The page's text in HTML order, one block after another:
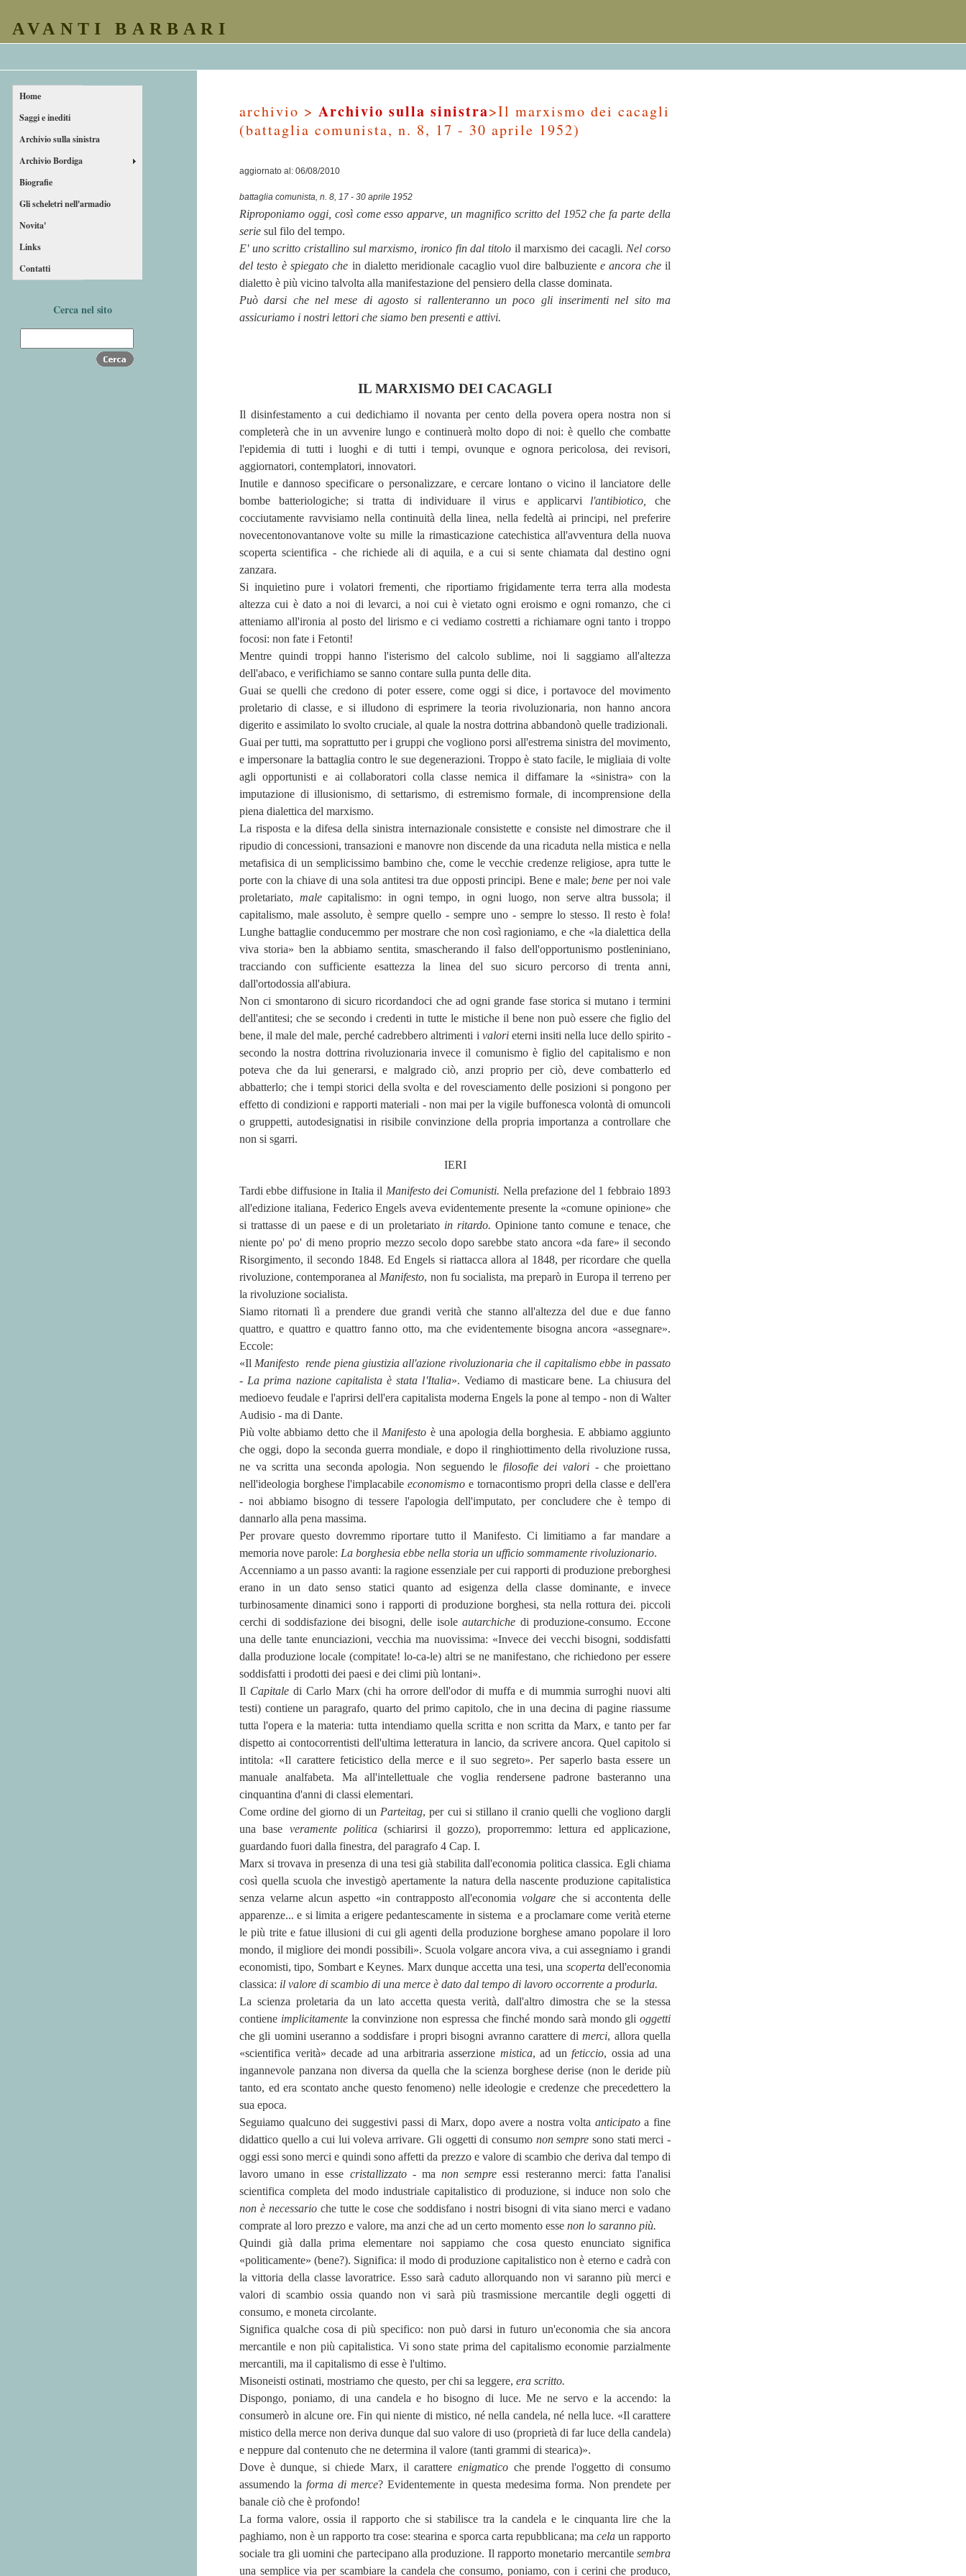
AVANTI BARBARI
Home
Saggi e inediti
Archivio sulla sinistra
Archivio Bordiga
Biografie
Gli scheletri nell'armadio
Novita'
Links
Contatti
Cerca nel sito
archivio > Archivio sulla sinistra>Il marxismo dei cacagli
(battaglia comunista, n. 8, 17 - 30 aprile 1952)
aggiornato al: 06/08/2010
battaglia comunista, n. 8, 17 - 30 aprile 1952
Riproponiamo oggi, così come esso apparve, un magnifico scritto del 1952 che fa parte della
serie sul filo del tempo.
E' uno scritto cristallino sul marxismo, ironico fin dal titolo il marxismo dei cacagli. Nel corso
del testo è spiegato che in dialetto meridionale cacaglio vuol dire balbuzientee ancora cheil
dialetto è più vicino talvolta alla manifestazione del pensiero della classe dominata.
Può darsi che nel mese di agosto si rallenteranno un poco gli inserimenti nel sito ma
assicuriamo i nostri lettori che siamo ben presenti e attivi.
IL MARXISMO DEI CACAGLI
Il disinfestamento a cui dedichiamo il novanta per cento della povera opera nostra non si
completerà che in un avvenire lungo e continuerà molto dopo di noi: è quello che combatte
l'epidemia di tutti i luoghi e di tutti i tempi, ovunque e ognora pericolosa, dei revisori,
aggiornatori, contemplatori, innovatori.
Inutile e dannoso specificare o personalizzare, e cercare lontano o vicino il lanciatore delle
bombe batteriologiche; si tratta di individuare il virus e applicarvi l'antibiotico,che
cocciutamente ravvisiamo nella continuità della linea, nella fedeltà ai principi, nel preferire
novecentonovantanove volte su mille la rimasticazione catechistica all'avventura della nuova
scoperta scientifica - che richiede ali di aquila, e a cui si sente chiamata dal destino ogni
zanzara.
Si inquietino pure i volatori frementi, che riportiamo frigidamente terra terra alla modesta
altezza cui è dato a noi di levarci, a noi cui è vietato ogni eroismo e ogni romanzo, che ci
atteniamo all'ironia al posto del lirismo e ci vediamo costretti a richiamare ogni tanto i troppo
focosi: non fate i Fetonti!
Mentre quindi troppi hanno l'isterismo del calcolo sublime, noi li saggiamo all'altezza
dell'abaco, e verifichiamo se sanno contare sulla punta delle dita.
Guai se quelli che credono di poter essere, come oggi si dice, i portavoce del movimento
proletario di classe, e si illudono di esprimere la teoria rivoluzionaria, non hanno ancora
digerito e assimilato lo svolto cruciale, al quale la nostra dottrina abbandonò quelle tradizionali.
Guai per tutti, ma soprattutto per i gruppi che vogliono porsi all'estrema sinistra del movimento,
e impersonare la battaglia contro le sue degenerazioni. Troppo è stato facile, le migliaia di volte
agli opportunisti e ai collaboratori colla classe nemica il diffamare la «sinistra» con la
imputazione di illusionismo, di settarismo, di estremismo formale, di incomprensione della
piena dialettica del marxismo.
La risposta e la difesa della sinistra internazionale consistette e consiste nel dimostrare che il
ripudio di concessioni, transazioni e manovre non discende da una ricaduta nella mistica e nella
metafisica di un semplicissimo bambino che, come le vecchie credenze religiose, apra tutte le
porte con la chiave di una sola antitesi tra due opposti principi. Bene e male;bene per noi vale
proletariato, malecapitalismo: in ogni tempo, in ogni luogo, non serve altra bussola; il
capitalismo, male assoluto, è sempre quello - sempre uno - sempre lo stesso. Il resto è fola!
Lunghe battaglie conducemmo per mostrare che non così ragioniamo, e che «la dialettica della
viva storia» ben la abbiamo sentita, smascherando il falso dell'opportunismo postleniniano,
tracciando con sufficiente esattezza la linea del suo sicuro percorso di trenta anni,
dall'ortodossia all'abiura.
Non ci smontarono di sicuro ricordandoci che ad ogni grande fase storica si mutano i termini
dell'antitesi; che se secondo i credenti in tutte le mistiche il bene non può essere che figlio del
bene, il male del male, perché cadrebbero altrimenti i valori eterni insiti nella luce dello spirito -
secondo la nostra dottrina rivoluzionaria invece il comunismo è figlio del capitalismo e non
poteva che da lui generarsi, e malgrado ciò, anzi proprio per ciò, deve combatterlo ed
abbatterlo; che i tempi storici della svolta e del rovesciamento delle posizioni si pongono per
effetto di condizioni e rapporti materiali - non mai per la vigile buffonesca volontà di omuncoli
o gruppetti, autodesignatisi in risibile convinzione della propria importanza a controllare che
non si sgarri.
IERI
Tardi ebbe diffusione in Italia il Manifesto dei Comunisti. Nella prefazione del 1 febbraio 1893
all'edizione italiana, Federico Engels aveva evidentemente presente la «comune opinione» che
si trattasse di un paese e di un proletariato in ritardo.Opinione tanto comune e tenace, che
niente po' po' di meno proprio mezzo secolo dopo sarebbe stato ancora «da fare» il secondo
Risorgimento, il secondo 1848. Ed Engels si riattacca allora al 1848, per ricordare che quella
rivoluzione, contemporanea al Manifesto, non fu socialista, ma preparò in Europa il terreno per
la rivoluzione socialista.
Siamo ritornati lì a prendere due grandi verità che stanno all'altezza del due e due fanno
quattro, e quattro e quattro fanno otto, ma che evidentemente bisogna ancora «assegnare».
Eccole:
«Il Manifesto rende piena giustizia all'azione rivoluzionaria che il capitalismo ebbe in passato
- La prima nazione capitalista è stata l'Italia». Vediamo di masticare bene. La chiusura del
medioevo feudale e l'aprirsi dell'era capitalista moderna Engels la pone al tempo - non di Walter
Audisio - ma di Dante.
Più volte abbiamo detto che il Manifesto è una apologia della borghesia. E abbiamo aggiunto
che oggi, dopo la seconda guerra mondiale, e dopo il ringhiottimento della rivoluzione russa,
ne va scritta una seconda apologia. Non seguendo le filosofie dei valori -che proiettano
nell'ideologia borghese l'implacabileeconomismo e tornacontismo propri della classe e dell'era
- noi abbiamo bisogno di tessere l'apologia dell'imputato, per concludere che è tempo di
dannarlo alla pena massima.
Per provare questo dovremmo riportare tutto il Manifesto. Ci limitiamo a far mandare a
memoria nove parole: La borghesia ebbe nella storia un ufficio sommamente rivoluzionario.
Accenniamo a un passo avanti: la ragione essenziale per cui rapporti di produzione preborghesi
erano in un dato senso statici quanto ad esigenza della classe dominante, e invece
turbinosamente dinamici sono i rapporti di produzione borghesi, sta nella rottura dei. piccoli
cerchi di soddisfazione dei bisogni, delle isoleautarchiche di produzione-consumo. Eccone
una delle tante enunciazioni, vecchia ma nuovissima: «Invece dei vecchi bisogni, soddisfatti
dalla produzione locale (compitate! lo-ca-le) altri se ne manifestano, che richiedono per essere
soddisfatti i prodotti dei paesi e dei climi più lontani».
Il Capitale di Carlo Marx (chi ha orrore dell'odor di muffa e di mummia surroghi nuovi alti
testi) contiene un paragrafo, quarto del primo capitolo, che in una decina di pagine riassume
tutta l'opera e la materia: tutta intendiamo quella scritta e non scritta da Marx, e tanto per far
dispetto ai contocorrentisti dell'ultima letteratura in lancio, da scrivere ancora. Quel capitolo si
intitola: «Il carattere feticistico della merce e il suo segreto». Per saperlo basta essere un
manuale analfabeta. Ma all'intellettuale che voglia rendersene padrone basteranno una
cinquantina d'anni di classi elementari.
Come ordine del giorno di un Parteitag, per cui si stillano il cranio quelli che vogliono dargli
una base veramente politica(schiarirsi il gozzo), proporremmo: lettura ed applicazione,
guardando fuori dalla finestra, del paragrafo 4 Cap. I.
Marx si trovava in presenza di una tesi già stabilita dall'economia politica classica. Egli chiama
così quella scuola che investigò apertamente la natura della nascente produzione capitalistica
senza velarne alcun aspetto «in contrapposto all'economiavolgare che si accontenta delle
apparenze... e si limita a erigere pedantescamente in sistema e a proclamare come verità eterne
le più trite e fatue illusioni di cui gli agenti della produzione borghese amano popolare il loro
mondo, il migliore dei mondi possibili». Scuola volgare ancora viva, a cui assegniamo i grandi
economisti, tipo, Sombart e Keynes. Marx dunque accetta una tesi, una scopertadell'economia
classica: il valore di scambio di una merce è dato dal tempo di lavoro occorrente a produrla.
La scienza proletaria da un lato accetta questa verità, dall'altro dimostra che se la stessa
contiene implicitamente la convinzione non espressa che finché mondo sarà mondo gli oggetti
che gli uomini useranno a soddisfare i propri bisogni avranno carattere dimerci, allora quella
«scientifica verità» decade ad una arbitraria asserzione mistica, ad unfeticcio, ossia ad una
ingannevole panzana non diversa da quella che la scienza borghese derise (non le deride più
tanto, ed era scontato anche questo fenomeno) nelle ideologie e credenze che precedettero la
sua epoca.
Seguiamo qualcuno dei suggestivi passi di Marx, dopo avere a nostra volta anticipatoa fine
didattico quello a cui lui voleva arrivare. Gli oggetti di consumo non sempre sono stati merci -
oggi essi sono merci e quindi sono affetti da prezzo e valore di scambio che deriva dal tempo di
lavoro umano in esse cristallizzato - manon sempreessi resteranno merci: fatta l'analisi
scientifica completa del modo industriale capitalistico di produzione, si induce non solo che
non è necessario che tutte le cose che soddisfano i nostri bisogni di vita siano merci e vadano
comprate al loro prezzo e valore, ma anzi che ad un certo momento esse non lo saranno più.
Quindi già dalla prima elementare noi sappiamo che cosa questo enunciato significa
«politicamente» (bene?). Significa: il modo di produzione capitalistico non è eterno e cadrà con
la vittoria della classe lavoratrice. Esso sarà caduto allorquando non vi saranno più merci e
valori di scambio ossia quando non vi sarà più trasmissione mercantile degli oggetti di
consumo, e moneta circolante.
Significa qualche cosa di più specifico: non può darsi in futuro un'economia che sia ancora
mercantile e non più capitalistica. Vi sono state prima del capitalismo economie parzialmente
mercantili, ma il capitalismo di esse è l'ultimo.
Misoneisti ostinati, mostriamo che questo, per chi sa leggere, era scritto.
Dispongo, poniamo, di una candela e ho bisogno di luce. Me ne servo e la accendo: la
consumerò in alcune ore. Fin qui niente di mistico, né nella candela, né nella luce. «Il carattere
mistico della merce non deriva dunque dal suo valore di uso (proprietà di far luce della candela)
e neppure dal contenuto che ne determina il valore (tanti grammi di stearica)».
Dove è dunque, si chiede Marx, il carattere enigmatico che prende l'oggetto di consumo
assumendo la forma di merce? Evidentemente in questa medesima forma. Non prendete per
banale ciò che è profondo!
La forma valore, ossia il rapporto che si stabilisce tra la candela e le cinquanta lire che la
paghiamo, non è un rapporto tra cose: stearina e sporca carta repubblicana; ma cela un rapporto
sociale tra gli uomini che partecipano alla produzione. Il rapporto monetario mercantile sembra
una semplice via per scambiare la candela che consumo, poniamo, con i cerini che produco,